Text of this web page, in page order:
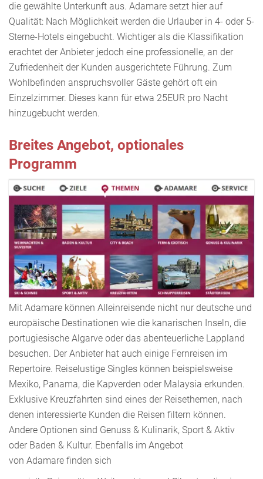
die gewählte Unterkunft aus. Adamare setzt hier auf
Qualität: Nach Möglichkeit werden die Urlauber in 4- oder 5-
Sterne-Hotels eingebucht. Wichtiger als die Klassifikation
erachtet der Anbieter jedoch eine professionelle, an der
Zufriedenheit der Kunden ausgerichtete Führung. Zum
Wohlbefinden anspruchsvoller Gäste gehört oft ein
Einzelzimmer. Dieses kann für etwa 25EUR pro Nacht
hinzugebucht werden.
Breites Angebot, optionales
Programm
Mit Adamare können Alleinreisende nicht nur deutsche und
europäische Destinationen wie die kanarischen Inseln, die
portugiesische Algarve oder das abenteuerliche Lappland
besuchen. Der Anbieter hat auch einige Fernreisen im
Repertoire. Reiselustige Singles können beispielsweise
Mexiko, Panama, die Kapverden oder Malaysia erkunden.
Exklusive Kreuzfahrten sind eines der Reisethemen, nach
denen interessierte Kunden die Reisen filtern können.
Andere Optionen sind Genuss & Kulinarik, Sport & Aktiv
oder Baden & Kultur. Ebenfalls im Angebot
von Adamare finden sich